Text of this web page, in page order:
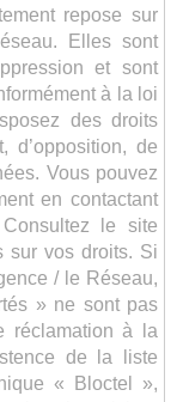
repose sur
Elles sont
et sont
à la loi
des droits
d’opposition, de
Vous pouvez
en contactant
le site
sur vos droits. Si
/ le Réseau,
» ne sont pas
réclamation à la
de la liste
« Bloctel »,